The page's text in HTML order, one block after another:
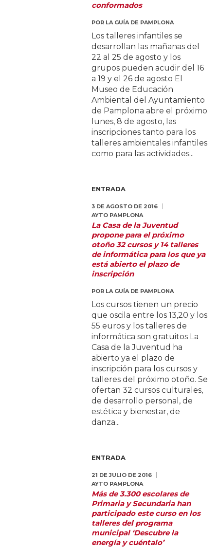
conformados
POR LA GUÍA DE PAMPLONA
Los talleres infantiles se
desarrollan las mañanas del
22 al 25 de agosto y los
grupos pueden acudir del 16
a 19 y el 26 de agosto El
Museo de Educación
Ambiental del Ayuntamiento
de Pamplona abre el próximo
lunes, 8 de agosto, las
inscripciones tanto para los
talleres ambientales infantiles
como para las actividades...
ENTRADA
3 DE AGOSTO DE 2016
AYTO PAMPLONA
La Casa de la Juventud
propone para el próximo
otoño 32 cursos y 14 talleres
de informática para los que ya
está abierto el plazo de
inscripción
POR LA GUÍA DE PAMPLONA
Los cursos tienen un precio
que oscila entre los 13,20 y los
55 euros y los talleres de
informática son gratuitos La
Casa de la Juventud ha
abierto ya el plazo de
inscripción para los cursos y
talleres del próximo otoño. Se
ofertan 32 cursos culturales,
de desarrollo personal, de
estética y bienestar, de
danza...
ENTRADA
21 DE JULIO DE 2016
AYTO PAMPLONA
Más de 3.300 escolares de
Primaria y Secundaria han
participado este curso en los
talleres del programa
municipal ‘Descubre la
energía y cuéntalo’